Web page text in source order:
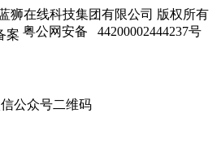
狮在线科技集团有限公司 版权所有
粤公网安备 44200002444237号